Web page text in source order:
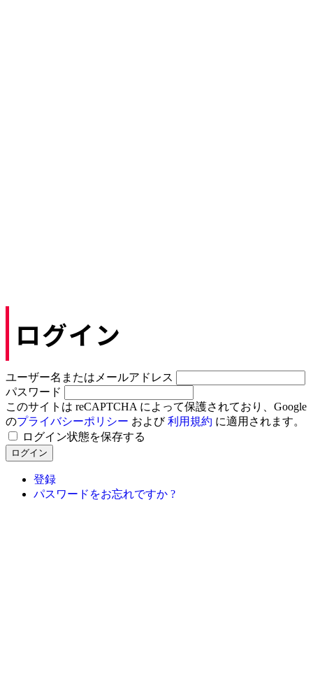
ログイン
ユーザー名またはメールアドレス
パスワード
このサイトは reCAPTCHA によって保護されており、Google
のプライバシーポリシー および利用規約 に適用されます。
ログイン状態を保存する
ログイン
登録
パスワードをお忘れですか ?